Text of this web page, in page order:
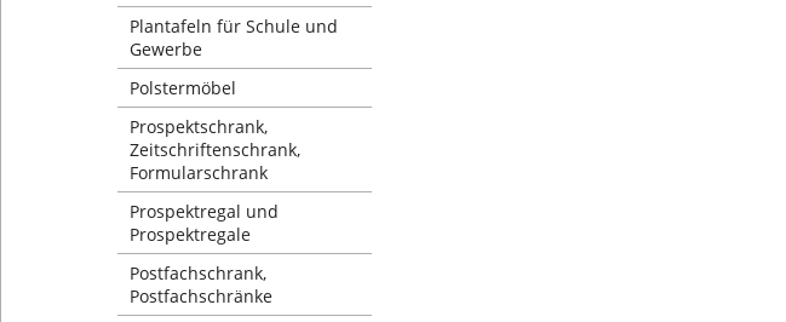
Plantafeln für Schule und
Gewerbe
Polstermöbel
Prospektschrank,
Zeitschriftenschrank,
Formularschrank
Prospektregal und
Prospektregale
Postfachschrank,
Postfachschränke